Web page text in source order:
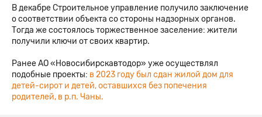
В декабре Строительное управление получило заключение
о соответствии объекта со стороны надзорных органов.
Тогда же состоялось торжественное заселение: жители
получили ключи от своих квартир.
Ранее АО «Новосибирскавтодор» уже осуществлял
подобные проекты: в 2023 году был сдан жилой дом для
детей-сирот и детей, оставшихся без попечения
родителей, в р.п. Чаны.